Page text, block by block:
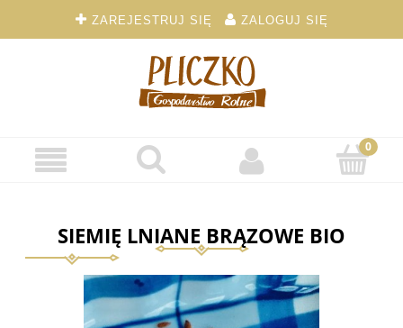
ZAREJESTRUJ SIĘ ZALOGUJ SIĘ
SIEMIĘ LNIANE BRĄZOWE BIO